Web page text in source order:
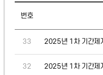
번호
33 2025년 1차 기간제
32 2025년 1차 기간제